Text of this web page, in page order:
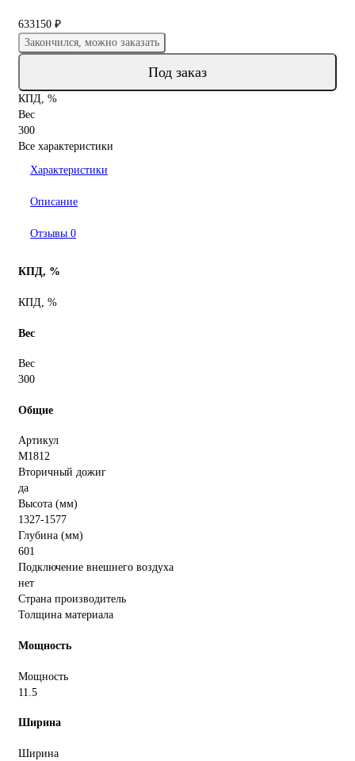
633150 ₽
Закончился, можно заказать
Под заказ
КПД, %
Вес
300
Все характеристики
Характеристики
Описание
Отзывы 0
КПД, %
КПД, %
Вес
Вес
300
Общие
Артикул
M1812
Вторичный дожиг
да
Высота (мм)
1327-1577
Глубина (мм)
601
Подключение внешнего воздуха
нет
Страна производитель
Толщина материала
Мощность
Мощность
11.5
Ширина
Ширина